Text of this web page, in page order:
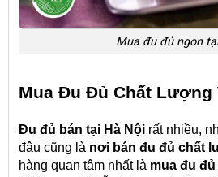
Mua đu đủ ngon
Mua Đu Đủ Chất Lượng
Đu đủ bán tại Hà Nội rất nhiều,
đâu cũng là nơi bán đu đủ chất
hàng quan tâm nhất là mua đu đủ